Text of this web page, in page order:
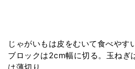
じゃがいもは皮をむいて食べやす
ブロックは2cm幅に切る。玉ねぎ
は薄切り。